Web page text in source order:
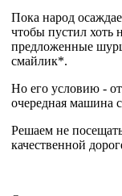
Пока народ
чтобы пустил хоть
предложенные
смайлик*.
Но его условию -
очередная машина
Решаем не
качественной